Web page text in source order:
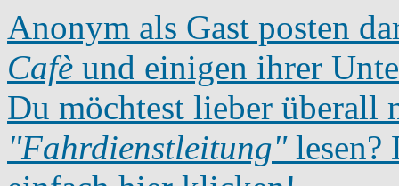
Anonym als Gast posten
Cafè und einigen ihrer
Du möchtest lieber überall
"Fahrdienstleitung"lesen?